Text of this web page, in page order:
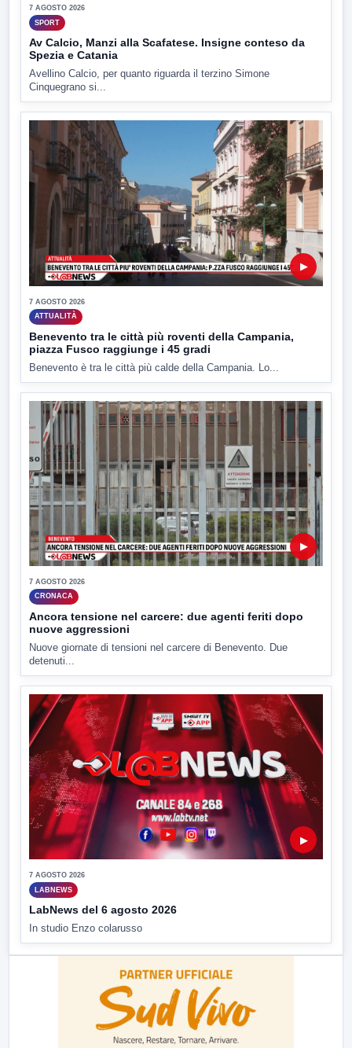
7 AGOSTO 2026
SPORT
Av Calcio, Manzi alla Scafatese. Insigne conteso da
Spezia e Catania
Avellino Calcio, per quanto riguarda il terzino Simone
Cinquegrano si...
▶
7 AGOSTO 2026
ATTUALITÀ
Benevento tra le città più roventi della Campania,
piazza Fusco raggiunge i 45 gradi
Benevento è tra le città più calde della Campania. Lo...
▶
7 AGOSTO 2026
CRONACA
Ancora tensione nel carcere: due agenti feriti dopo
nuove aggressioni
Nuove giornate di tensioni nel carcere di Benevento. Due
detenuti...
▶
7 AGOSTO 2026
LABNEWS
LabNews del 6 agosto 2026
In studio Enzo colarusso